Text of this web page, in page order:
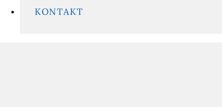
KONTAKT